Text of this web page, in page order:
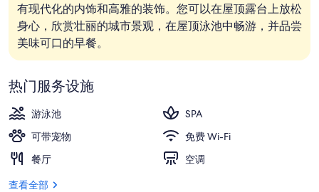
有现代化的内饰和高雅的装饰。您可以在屋顶露台上放松
身心，欣赏壮丽的城市景观，在屋顶泳池中畅游，并品尝
美味可口的早餐。
热门服务设施
游泳池
SPA
可带宠物
免费 Wi-Fi
餐厅
空调
查看全部